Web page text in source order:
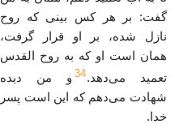
گفت: بر هر کس بینی که روح
نازل شده، بر او قرار گرفت،
همان است او که به روح‌ القدس
تعمید می‌دهد.34 و من دیده
شهادت می‌دهم که این است پسر
خدا.